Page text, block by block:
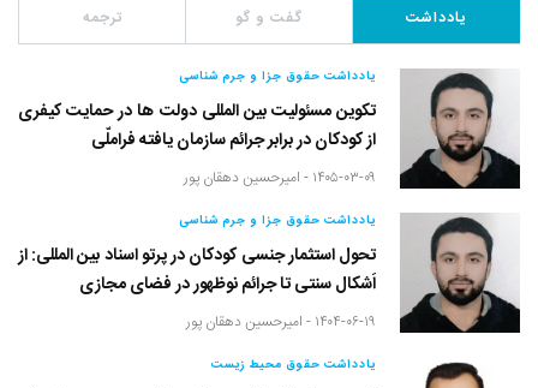
یادداشت گفت و گو ترجمه
یادداشت حقوق جزا و جرم شناسی
تکوین مسئولیت بین المللی دولت ها در حمایت کیفری
از کودکان در برابر جرائم سازمان یافته فراملّی
۱۴۰۵-۰۳-۰۹ - امیرحسین دهقان پور
یادداشت حقوق جزا و جرم شناسی
تحول استثمار جنسی کودکان در پرتو اسناد بین المللی: از
اَشکال سنتی تا جرائم نوظهور در فضای مجازی
۱۴۰۴-۰۶-۱۹ - امیرحسین دهقان پور
یادداشت حقوق محیط زیست